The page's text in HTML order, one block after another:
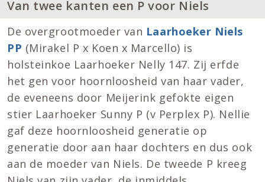
Van twee kanten een P voor Niels
De overgrootmoeder van Laarhoeker Niels
PP (Mirakel P x Koen x Marcello) is
holsteinkoe Laarhoeker Nelly 147. Zij erfde
het gen voor hoornloosheid van haar vader,
de eveneens door Meijerink gefokte eigen
stier Laarhoeker Sunny P (v Perplex P). Nellie
gaf deze hoornloosheid generatie op
generatie door aan haar dochters en dus ook
aan de moeder van Niels. De tweede P kreeg